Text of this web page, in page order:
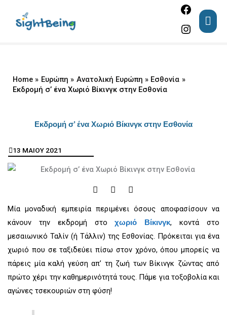
Home Ευρώπη Ανατολική Ευρώπη
Εσθονία
Εκδρομή σ’ ένα Χωριό Βίκινγκ στην Εσθονία
Εκδρομή σ’ ένα Χωριό Βίκινγκ στην Εσθονία
13 ΜΑΙΟΥ 2021
F
c
e
b
o
k
I
s
t
a
r
a
Y
u
b
e
Μία μοναδική εμπειρία περιμένει όσους αποφασίσουν να
κάνουν την εκδρομή στοχωριό Βίκινγκ, κοντά στο
μεσαιωνικό Ταλίν (ή Τάλλιν) της Εσθονίας. Πρόκειται για ένα
χωριό που σε ταξιδεύει πίσω στον χρόνο, όπου μπορείς να
πάρεις μία καλή γεύση απ’ τη ζωή των Βίκινγκ ζώντας από
πρώτο χέρι την καθημερινότητά τους. Πάμε για τοξοβολία και
αγώνες τσεκουριών στη φύση!